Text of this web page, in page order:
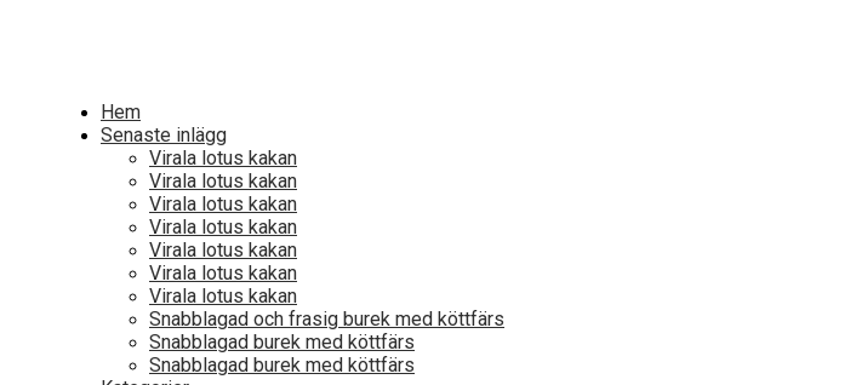
Hem
Senaste inlägg
Virala lotus kakan
Virala lotus kakan
Virala lotus kakan
Virala lotus kakan
Virala lotus kakan
Virala lotus kakan
Virala lotus kakan
Snabblagad och frasig burek med köttfärs
Snabblagad burek med köttfärs
Snabblagad burek med köttfärs